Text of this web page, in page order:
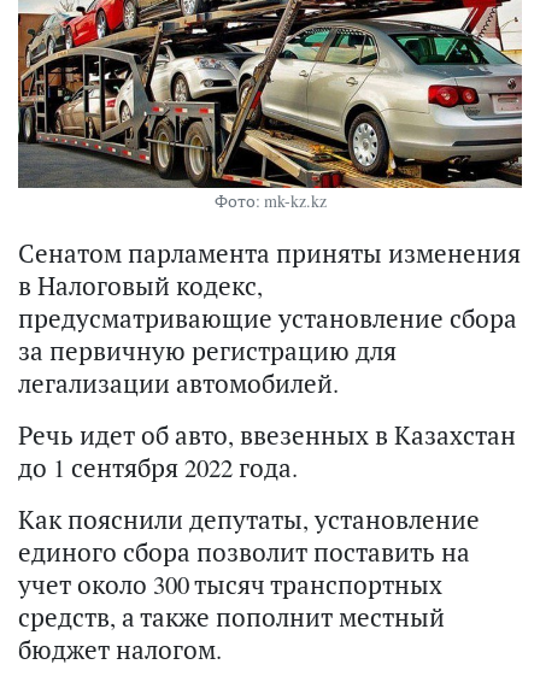
Фото: mk-kz.kz
Сенатом парламента приняты изменения
в Налоговый кодекс,
предусматривающие установление сбора
за первичную регистрацию для
легализации автомобилей.
Речь идет об авто, ввезенных в Казахстан
до 1 сентября 2022 года.
Как пояснили депутаты, установление
единого сбора позволит поставить на
учет около 300 тысяч транспортных
средств, а также пополнит местный
бюджет налогом.